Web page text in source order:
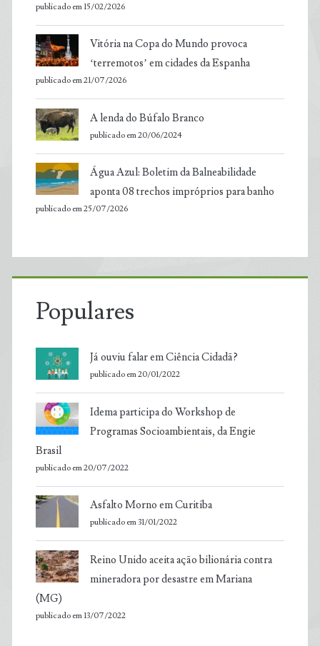
publicado em 15/02/2026
Vitória na Copa do Mundo provoca
‘terremotos’ em cidades da Espanha
publicado em 21/07/2026
A lenda do Búfalo Branco
publicado em 20/06/2024
Água Azul: Boletim da Balneabilidade
aponta 08 trechos impróprios para banho
publicado em 25/07/2026
Populares
Já ouviu falar em Ciência Cidadã?
publicado em 20/01/2022
Idema participa do Workshop de
Programas Socioambientais, da Engie
Brasil
publicado em 20/07/2022
Asfalto Morno em Curitiba
publicado em 31/01/2022
Reino Unido aceita ação bilionária contra
mineradora por desastre em Mariana
(MG)
publicado em 13/07/2022